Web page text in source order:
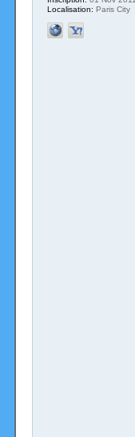
Localisation: Paris City